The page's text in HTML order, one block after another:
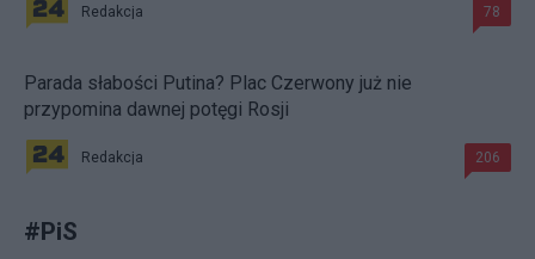
Redakcja 78
Parada słabości Putina? Plac Czerwony już nie
przypomina dawnej potęgi Rosji
Redakcja 206
#PiS